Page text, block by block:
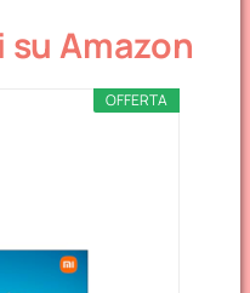
Amazon
OFFERTA